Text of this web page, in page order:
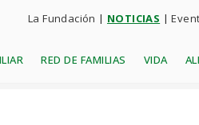
La Fundación | NOTICIAS |
RED DE FAMILIAS VIDA